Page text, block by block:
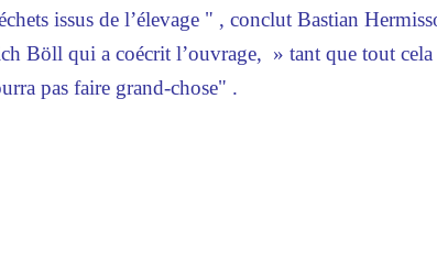
issus de l’élevage " , conclut Bastian
Böll qui a coécrit l’ouvrage, » tant que tout cela
pas faire grand-chose" .